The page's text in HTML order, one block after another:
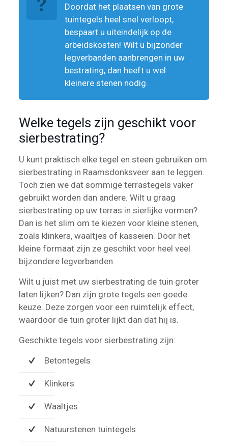
Doordat het plaatsen van grote
tuintegels heel snel verloopt,
bespaart u uiteindelijk op de
arbeidskosten! Wilt u bijzonder
legverbanden aanbrengen in uw
bestrating, dan heeft u wel
kleinere stenen nodig.
Welke tegels zijn geschikt voor
sierbestrating?
U kunt praktisch elke tegel en steen gebruiken om
sierbestrating in Raamsdonksveer aan te leggen.
Toch zien we dat sommige terrastegels vaker
gebruikt worden dan andere. Wilt u graag
sierbestrating op uw terras in sierlijke vormen?
Dan is het slim om te kiezen voor kleine stenen,
zoals klinkers, waaltjes of kasseien. Door het
kleine formaat zijn ze geschikt voor heel veel
bijzondere legverbanden.
Wilt u juist met uw sierbestrating de tuin groter
laten lijken? Dan zijn grote tegels een goede
keuze. Deze zorgen voor een ruimtelijk effect,
waardoor de tuin groter lijkt dan dat hij is.
Geschikte tegels voor sierbestrating zijn:
Betontegels
Klinkers
Waaltjes
Natuurstenen tuintegels